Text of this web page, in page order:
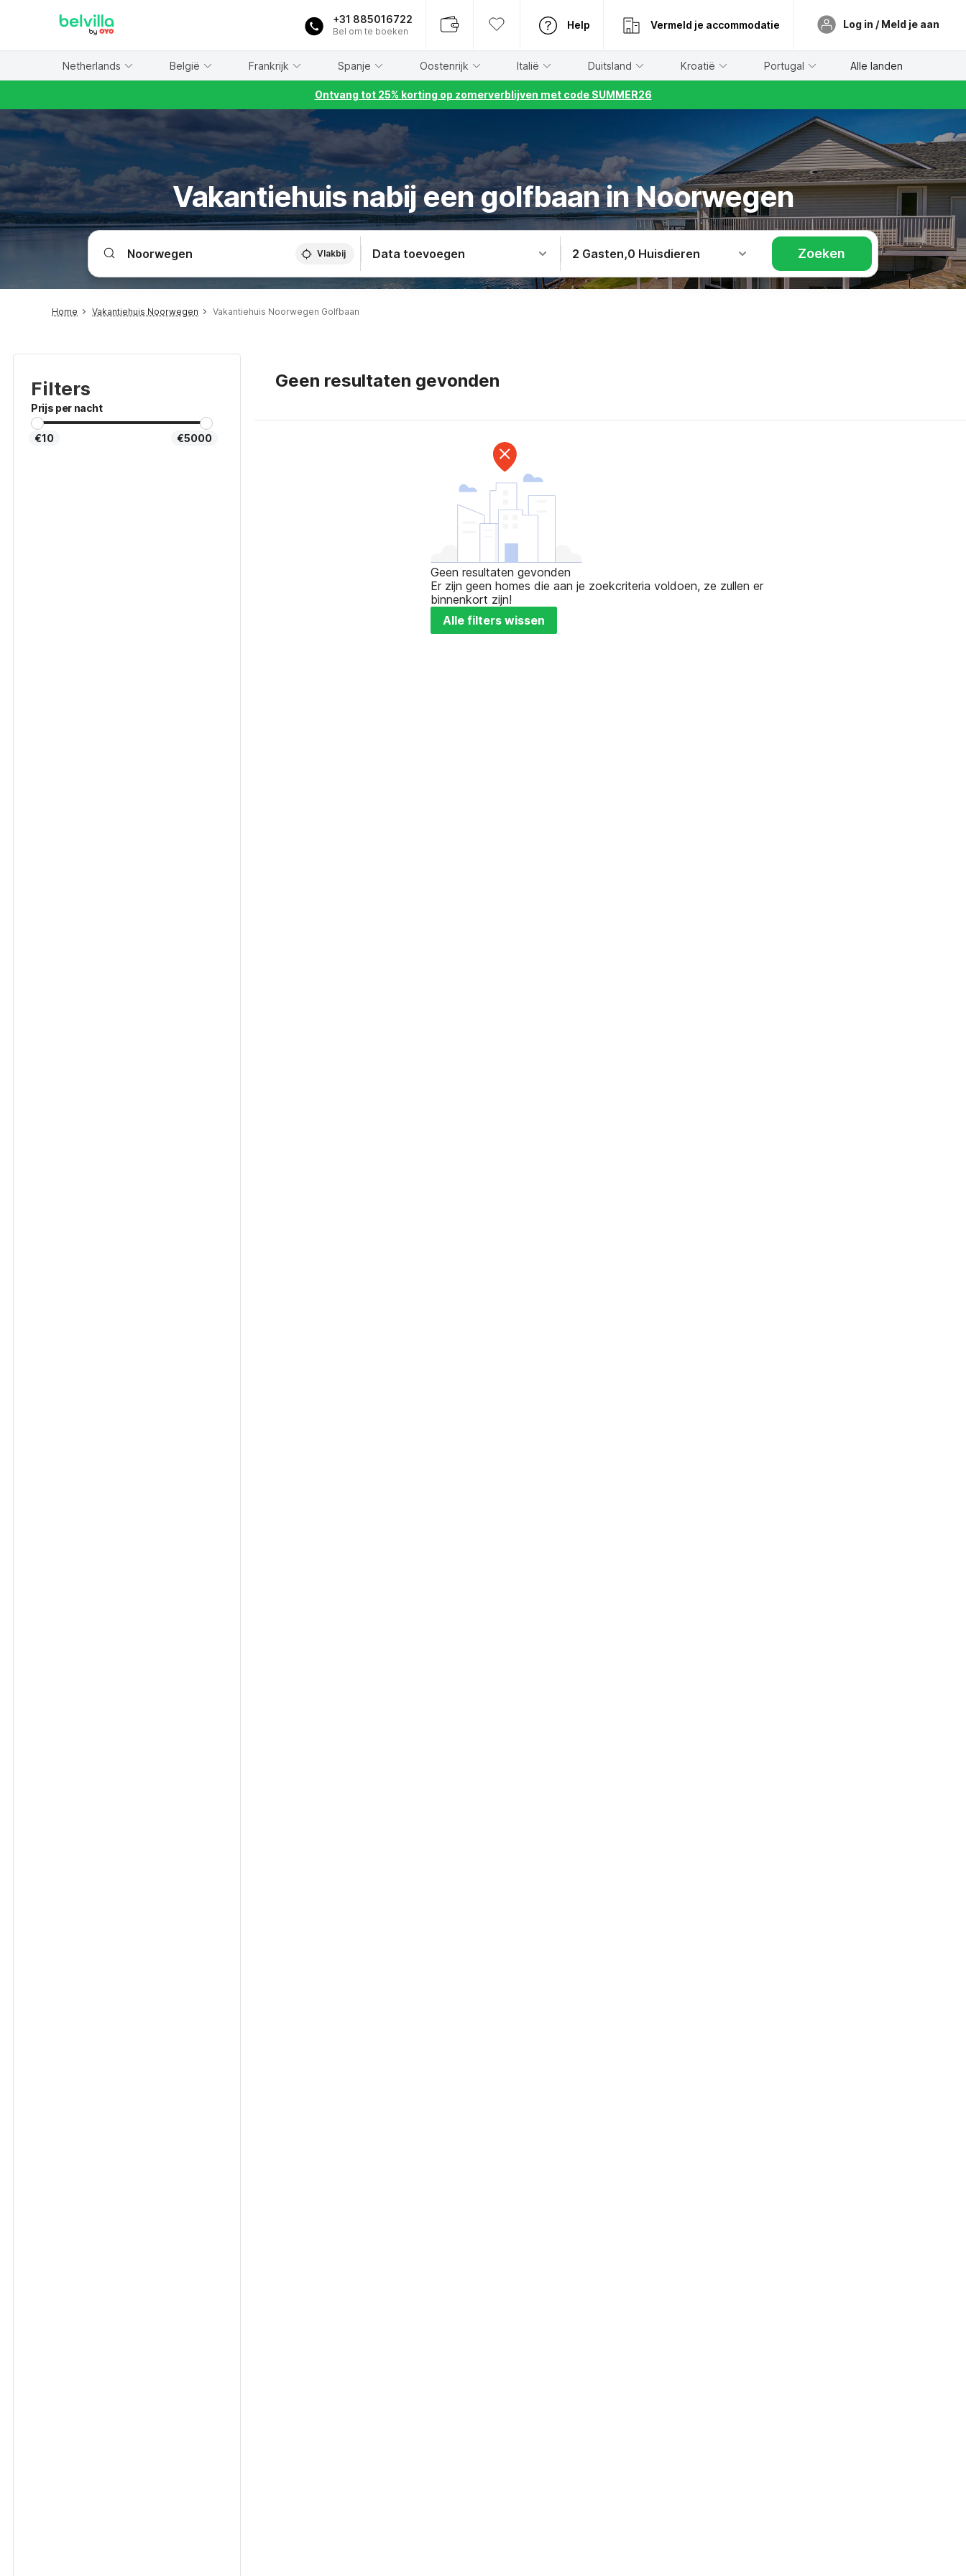
+31 885016722
Bel om te boeken
Help Vermeld je accommodatie Log in / Meld je aan
Netherlands België Frankrijk Spanje Oostenrijk Italië Duitsland Kroatië Portugal Alle landen
Ontvang tot 25% korting op zomerverblijven met code SUMMER26
Vakantiehuis nabij een golfbaan in Noorwegen
Vlakbij Data toevoegen 2 Gasten,0 Huisdieren Zoeken
Home Vakantiehuis Noorwegen Vakantiehuis Noorwegen Golfbaan
Filters
Prijs per nacht
€10 €5000
Geen resultaten gevonden
Geen resultaten gevonden
Er zijn geen homes die aan je zoekcriteria voldoen, ze zullen er
binnenkort zijn!
Alle filters wissen